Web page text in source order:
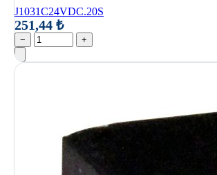
J1031C24VDC.20S
251,44 ₺
− +